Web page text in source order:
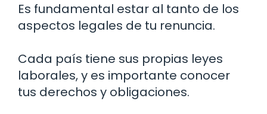
Es fundamental estar al tanto de los
aspectos legales de tu renuncia.
Cada país tiene sus propias leyes
laborales, y es importante conocer
tus derechos y obligaciones.